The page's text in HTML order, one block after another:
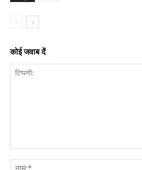
कोई जवाब दें